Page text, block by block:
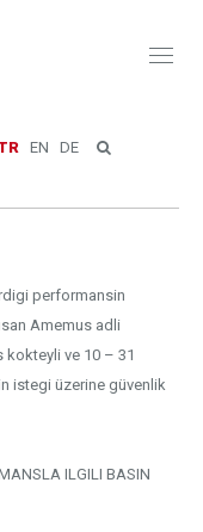
EN DE
performansin
Amemus adli
kokteyli ve 10 – 31
istegi üzerine güvenlik
ILGILI BASIN